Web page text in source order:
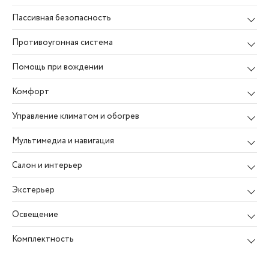
Пассивная безопасность
Противоугонная система
Помощь при вождении
Комфорт
Управление климатом и обогрев
Мультимедиа и навигация
Салон и интерьер
Экстерьер
Освещение
Комплектность